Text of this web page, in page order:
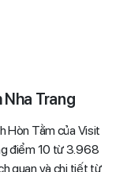
Trang
Hòn Tằm của Visit
điểm 10 từ 3.968
quan và chi tiết từ